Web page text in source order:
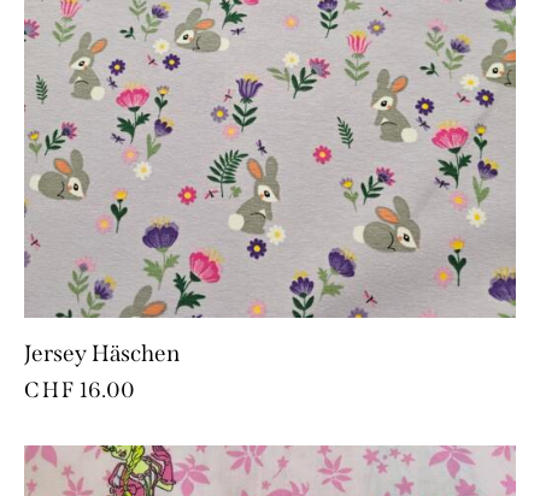
Jersey Häschen
CHF 16.00